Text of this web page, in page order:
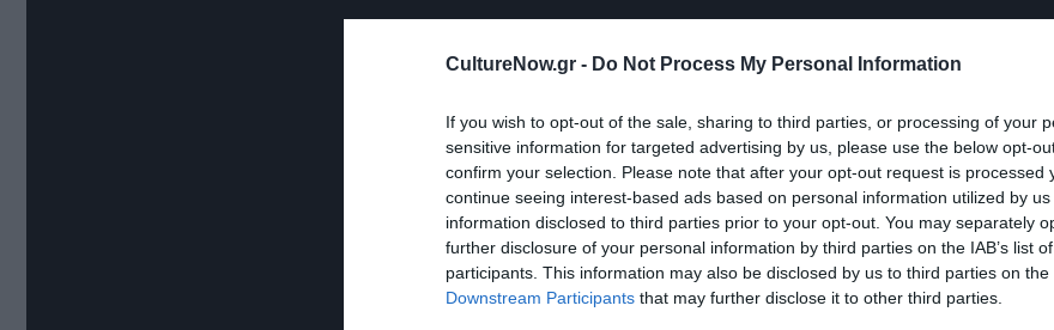
CultureNow.gr - Do Not Process My Personal Information
If you wish to opt-out of the sale, sharing to third parties, or processing of your
sensitive information for targeted advertising by us, please use the below opt-
confirm your selection. Please note that after your opt-out request is processed
continue seeing interest-based ads based on personal information utilized by
information disclosed to third parties prior to your opt-out. You may separately
further disclosure of your personal information by third parties on the IAB’s list
participants. This information may also be disclosed by us to third parties on the
Downstream Participants that may further disclose it to other third parties.